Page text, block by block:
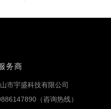
务商
市宇盛科技有限公司
（咨询热线）